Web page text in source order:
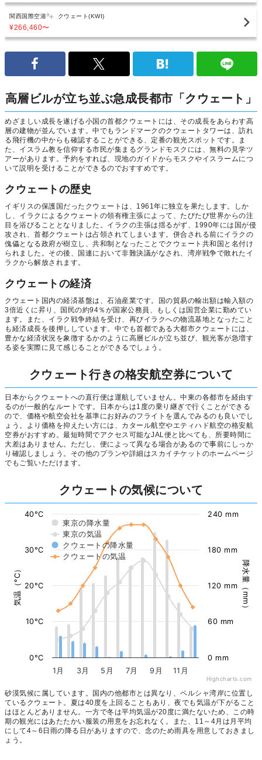
関西国際空港 クウェート(KWI)
¥266,460〜
高層ビルが立ち並ぶ急成長都市「クウェート」
めざましい成長を遂げる小国の首都クウェートには、その成長をあらわす高
層の建物が並んでいます。中でもランドマークのクウェートタワーは、訪れ
る飛行機の中からも確認することができる、定番の観光スポットです。ま
た、イスラム教を信仰する市民が集まるグランドモスクには、無料の見学ツ
アーがあります。予約をすれば、現地のガイドからモスクやイスラームにつ
いて説明を受けることができるのでおすすめです。
クウェートの歴史
イギリスの保護国だったクウェートは、1961年に独立を果たします。しか
し、イラクによるクウェートの領有権主張によって、たびたび世界からの注
目を浴びることとなりました。イラクの主張は揺るがず、1990年には国が侵
攻され、首都クウェートは占領されてしまいます。併合される前にイラクの
傀儡となる政府が樹立し、共和制となったことでクウェート共和国と名付け
られました。その後、国連において非難決議がなされ、湾岸戦争で敗れたイ
ラクから解放されます。
クウェートの経済
クウェート国内の経済基盤は、石油産業です。国の貿易の輸出額は輸入額の
3倍近くに昇り、国民の約94％が国家公務員、もしくは国営企業に勤めてい
ます。また、イラク戦争終結を受け、再びイラクへの物流基地となったこと
も経済成長を後押ししています。中でも首都である大都市クウェートには、
豊かな経済状況を象徴するかのように高層ビルが立ち並び、観光客が急増す
る姿を実際に見て感じることができるでしょう。
クウェート行きの格安航空券について
日本からクウェートへの直行便は運航していません。中東の各都市を経由す
るのが一般的なルートです。日本からは1度の乗り継ぎで行くことができる
ので、価格や航空会社を基準にお好みのフライトを選んでみるのも良いでし
ょう。より価格を抑えたい方には、カタール航空やエティハド航空の格安航
空券がおすすめ。最短時間でアクセス可能なJAL便と比べても、所要時間に
大差はありません。ただし、便によって異なる場合があるので事前にしっか
り確認しましょう。その他のプランや詳細はスカイチケットのホームページ
でもご覧いただけます。
クウェートの気候について
気温（°C） 降水量（mm）
東京の降水量
東京の気温
クウェートの降水量
クウェートの気温
1月 3月 5月 7月 9月 11月
0°C
10°C
20°C
30°C
40°C
0 mm
60 mm
120 mm
180 mm
240 mm
Highcharts.com
砂漠気候に属しています。国内の他都市とは異なり、ペルシャ湾岸に位置し
ているクウェート。夏は40度を上回ることもあり、夜でも気温が下がること
はほとんどありません。一方で冬は平均気温が20度に満たないため、この時
期の観光にはあたたかい服装の用意をお忘れなく。また、11～4月は月平均
にして4～6日雨の降る日がありますので、念のため雨具を用意しておきまし
ょう。